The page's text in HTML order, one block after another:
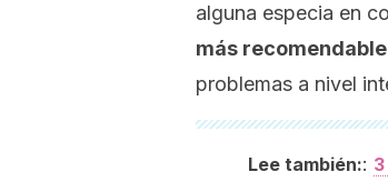
alguna especia en
más
problemas a nivel
Lee también::